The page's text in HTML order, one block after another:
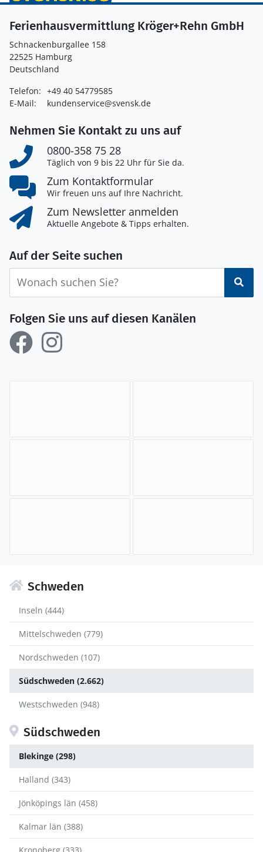
Ferienhausvermittlung Kröger+Rehn GmbH
Schnackenburgallee 158
22525 Hamburg
Deutschland
Telefon: +49 40 54779585
E-Mail:
kundenservice@svensk.de
Nehmen Sie Kontakt zu uns auf
0800-358 75 28
Täglich von 9 bis 22 Uhr für Sie da.
Zum Kontaktformular
Wir freuen uns auf Ihre Nachricht.
Zum Newsletter anmelden
Aktuelle Angebote & Tipps erhalten.
Auf der Seite suchen
Folgen Sie uns auf diesen Kanälen
Schweden
Inseln (444)
Mittelschweden (779)
Nordschweden (107)
Südschweden (2.662)
Westschweden (948)
Südschweden
Blekinge (298)
Halland (343)
Jönköpings län (458)
Kalmar län (388)
Kronoberg (333)